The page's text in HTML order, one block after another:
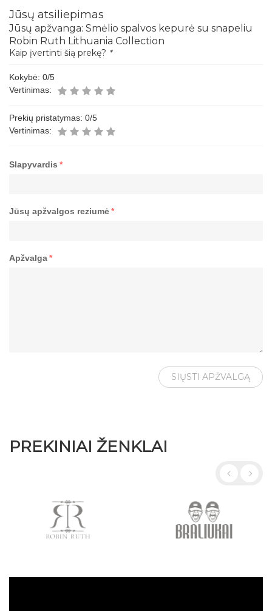
Jūsų atsiliepimas
Jūsų apžvanga: Smėlio spalvos kepurė su snapeliu
Robin Ruth Lithuania Collection
Kaip įvertinti šią prekę? *
Kokybė: 0/5
Vertinimas:
Prekių pristatymas: 0/5
Vertinimas:
*
Slapyvardis
*
Jūsų apžvalgos reziumė
*
Apžvalga
SIŲSTI APŽVALGĄ
PREKINIAI ŽENKLAI